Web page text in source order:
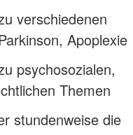
verschiedenen
Apoplexie
psychosozialen,
Themen
stundenweise die